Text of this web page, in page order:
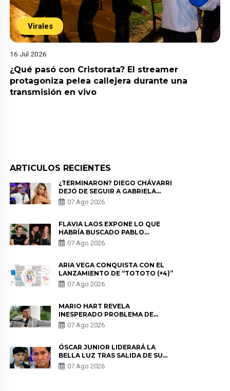
Virales
16 Jul 2026
¿Qué pasó con Cristorata? El streamer
protagoniza pelea callejera durante una
transmisión en vivo
ARTICULOS RECIENTES
¿TERMINARON? DIEGO CHÁVARRI
DEJÓ DE SEGUIR A GABRIELA
HERRERA Y ANUNCIA SU SALIDA
DE PÓDCAST
07 Ago 2026
FLAVIA LAOS EXPONE LO QUE
HABRÍA BUSCADO PABLO
HEREDIA CON ALE FULLER: “UNA
DE LAS PARTES QUERÍA EL
07 Ago 2026
ARIA VEGA CONQUISTA CON EL
LANZAMIENTO DE “TOTOTO (+4)”
07 Ago 2026
MARIO HART REVELA
INESPERADO PROBLEMA DE
SALUD ANTES DE SEPARARSE DE
KORINA: “ME ENCONTRARON UN
07 Ago 2026
ÓSCAR JUNIOR LIDERARÁ LA
BELLA LUZ TRAS SALIDA DE SU
PADRE POR POLÉMICA CON
NALDY SALDAÑA
07 Ago 2026